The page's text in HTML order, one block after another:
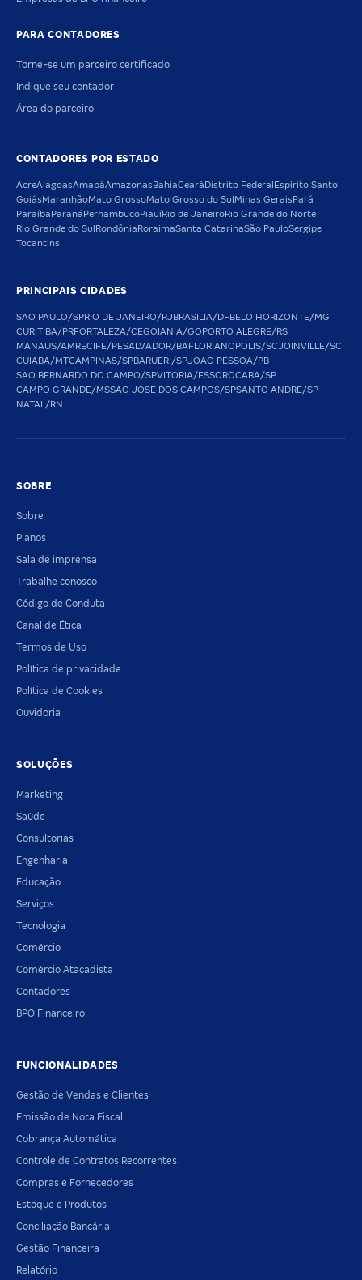
PARA CONTADORES
Torne-se um parceiro certificado
Indique seu contador
Área do parceiro
CONTADORES POR ESTADO
AcreAlagoasAmapáAmazonas BahiaCeará Distrito Federal Espírito Santo
GoiásMaranhãoMato GrossoMato Grosso do Sul Minas Gerais Pará
Paraíba Paraná PernambucoPiauíRio de JaneiroRio Grande do Norte
Rio Grande do Sul Rondônia RoraimaSanta CatarinaSão PauloSergipe
Tocantins
PRINCIPAIS CIDADES
SAO PAULO/SPRIO DE JANEIRO/RJBRASILIA/DFBELO HORIZONTE/MG
CURITIBA/PRFORTALEZA/CEGOIANIA/GOPORTO ALEGRE/RS
MANAUS/AMRECIFE/PESALVADOR/BAFLORIANOPOLIS/SCJOINVILLE/SC
CUIABA/MTCAMPINAS/SPBARUERI/SPJOAO PESSOA/PB
SAO BERNARDO DO CAMPO/SPVITORIA/ESSOROCABA/SP
CAMPO GRANDE/MSSAO JOSE DOS CAMPOS/SPSANTO ANDRE/SP
NATAL/RN
SOBRE
Sobre
Planos
Sala de imprensa
Trabalhe conosco
Código de Conduta
Canal de Ética
Termos de Uso
Política de privacidade
Política de Cookies
Ouvidoria
SOLUÇÕES
Marketing
Saúde
Consultorias
Engenharia
Educação
Serviços
Tecnologia
Comércio
Comércio Atacadista
Contadores
BPO Financeiro
FUNCIONALIDADES
Gestão de Vendas e Clientes
Emissão de Nota Fiscal
Cobrança Automática
Controle de Contratos Recorrentes
Compras e Fornecedores
Estoque e Produtos
Conciliação Bancária
Gestão Financeira
Relatório